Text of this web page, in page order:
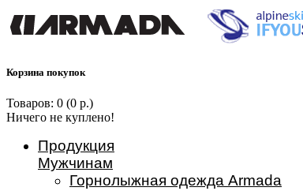
Корзина покупок
Товаров: 0 (0 р.)
Ничего не куплено!
Продукция
Мужчинам
Горнолыжная одежда Armada